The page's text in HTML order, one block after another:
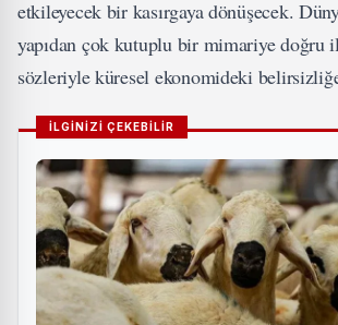
etkileyecek bir kasırgaya dönüşecek.
yapıdan çok kutuplu bir mimariye doğru
sözleriyle küresel ekonomideki
İLGİNİZİ ÇEKEBİLİR